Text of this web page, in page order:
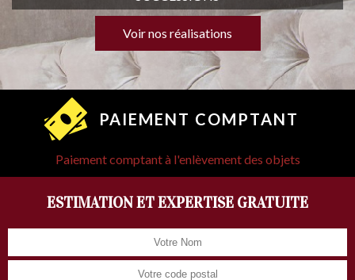
Voir nos réalisations
PAIEMENT COMPTANT
Paiement comptant à l'enlèvement des objets
ESTIMATION ET EXPERTISE GRATUITE